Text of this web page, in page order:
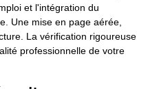
et l'intégration du
Une mise en page aérée,
La vérification rigoureuse
professionnelle de votre